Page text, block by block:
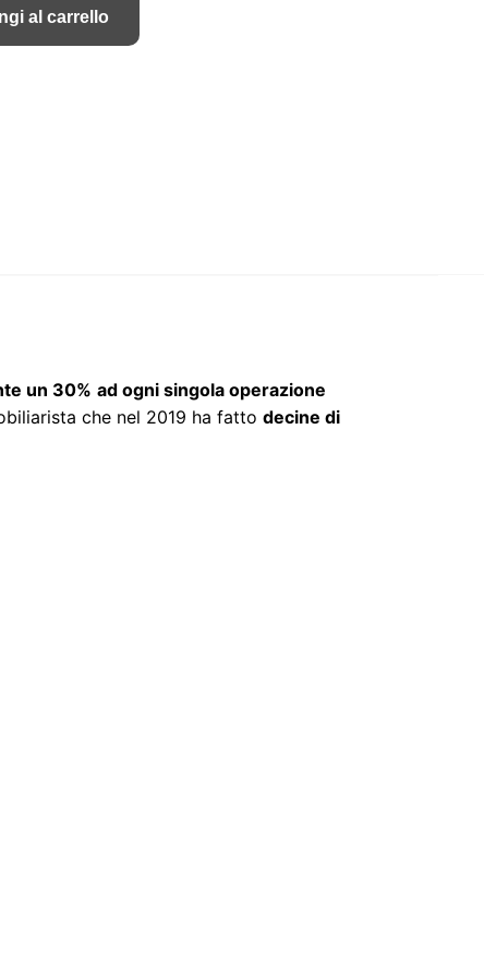
originale
era:
attuale
è:
al carrello
un 30% ad ogni singola operazione
che nel 2019 ha fatto decine di